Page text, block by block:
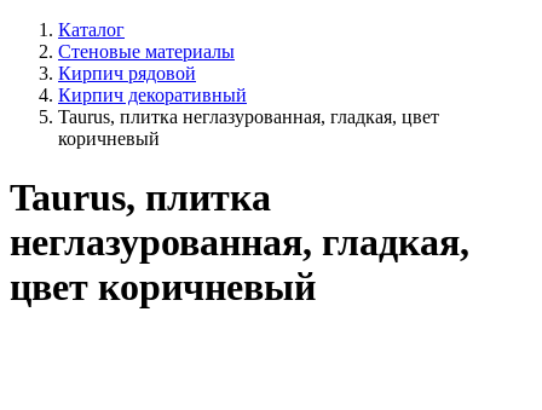
Каталог
Стеновые материалы
Кирпич рядовой
Кирпич декоративный
Taurus, плитка неглазурованная, гладкая, цвет
коричневый
Taurus, плитка
неглазурованная, гладкая,
цвет коричневый